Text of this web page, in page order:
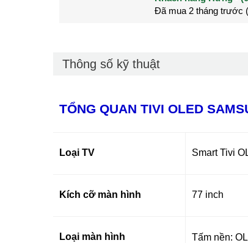
Đã mua 2 tháng trước
Đã mua 3 tháng trước
Thông số kỹ thuật
TỔNG QUAN TIVI OLED
Loại TV Smart Tivi
Kích cỡ màn hình 77 inch
Loại màn hình Tấm nền: